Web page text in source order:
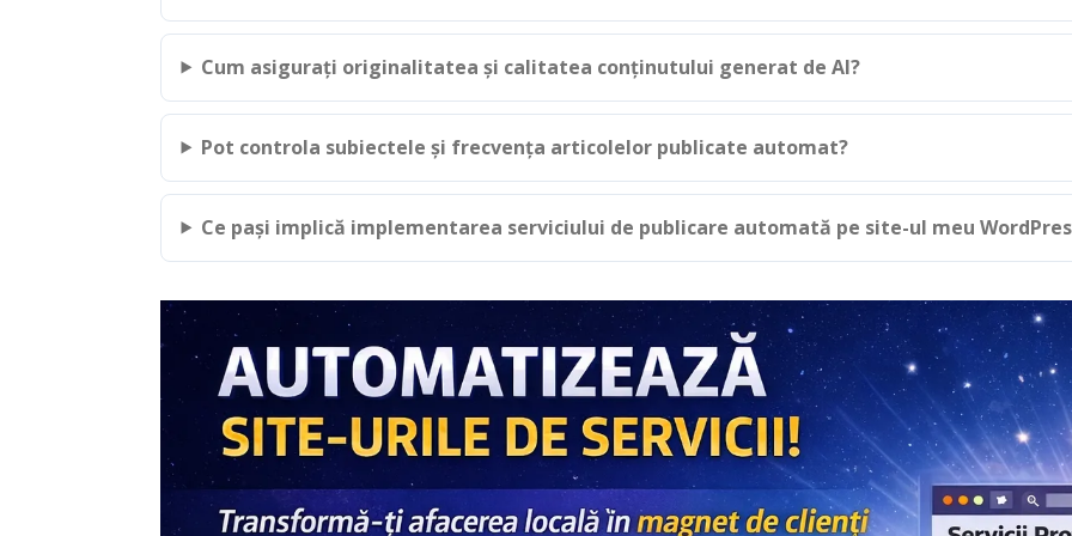
Cum asigurați originalitatea și calitatea conținutului generat de AI?
Pot controla subiectele și frecvența articolelor publicate automat?
Ce pași implică implementarea serviciului de publicare automată pe site-ul meu